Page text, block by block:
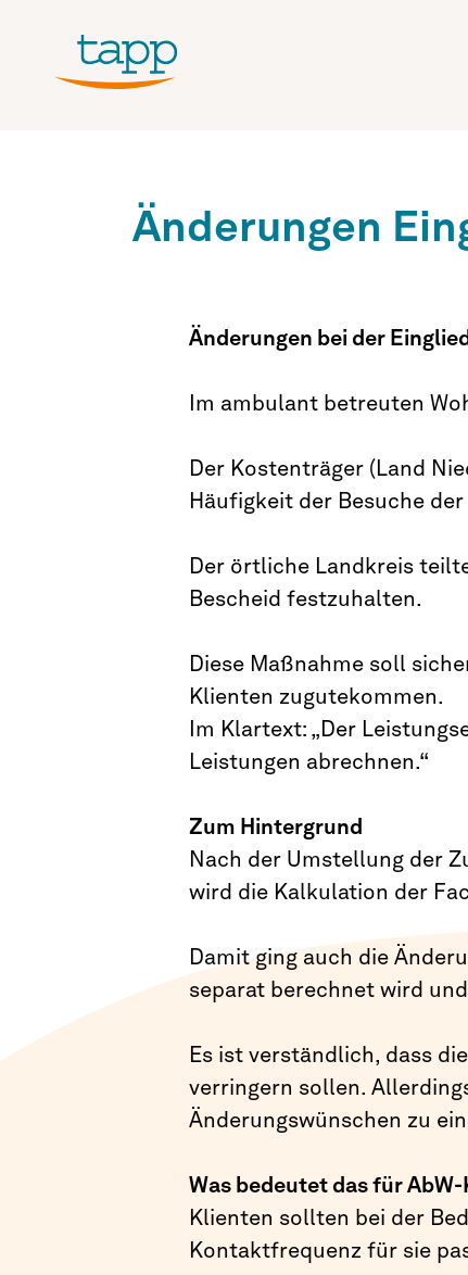
Änderungen
Änderungen bei der
Im ambulant betreuten
Der Kostenträger (Land
Häufigkeit der Besuche
Der örtliche Landkreis
Bescheid festzuhalten.
Diese Maßnahme soll
Klienten zugutekommen.
Im Klartext: „Der
Leistungen abrechnen.“
Zum Hintergrund
Nach der Umstellung der
wird die Kalkulation der
Damit ging auch die
separat berechnet wird
Es ist verständlich, dass
verringern sollen.
Änderungswünschen zu
Was bedeutet das für
Klienten sollten bei der
Kontaktfrequenz für sie